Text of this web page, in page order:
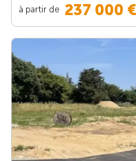
à partir de 237 000 €